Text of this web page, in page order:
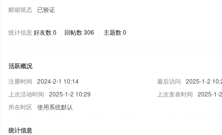
邮箱状态
已验证
统计信息 好友数 0 回帖数 306 主题数 0
活跃概况
注册时间 2024-2-1 10:14 最后访问
2025-1-2
上次活动时间
2025-1-2 10:29 上次发表时间
2025-1-
所在时区
使用系统默认
统计信息